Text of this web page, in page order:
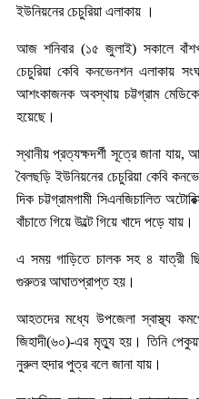
ইউনিয়নের চেচুরিয়া এলাকায় ।
আজ শনিবার (১৫ জুলাই) সকালে
চেচুরিয়া কেবি কনভেনশন এলাকায়
আশংকাজনক অবস্থায় চট্টগ্রাম
হয়েছে।
স্থানীয় প্রত্যক্ষদর্শী সূত্রে জানা যায়,
বৈলছড়ি ইউনিয়নের চেচুরিয়া কেবি
দিক চট্টগ্রামগামী সিএনজিচালিত
বাঁচাতে গিয়ে উল্টে গিয়ে খাদে পড়ে যায়।
এ সময় গাড়িতে চালক সহ ৪ যাত্রী
গুরুতর আঘাতপ্রাপ্ত হয়।
আহতদের মধ্যে উপজেলা স্বাস্থ্য
জিহাদী(৬০)-এর মৃত্যু হয়। তিনি
নুরুল হুদার পুত্র বলে জানা যায়।